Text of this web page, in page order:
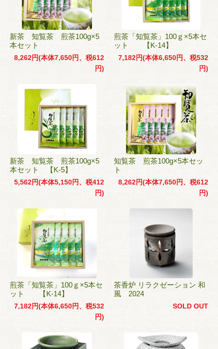
新茶 知覧茶 煎茶100g×5
本セット
8,262円(本体7,650円、税612
円)
煎茶「知覧茶」100ｇ×5本セ
ット 【K-14】
7,182円(本体6,650円、税532
円)
新茶 知覧茶 煎茶100g×5
本セット 【K-5】
5,562円(本体5,150円、税412
円)
知覧茶 煎茶100g×5本セッ
ト
8,262円(本体7,650円、税612
円)
煎茶「知覧茶」100ｇ×5本セ
ット 【K-14】
7,182円(本体6,650円、税532
円)
茶香炉 リラクゼーション 和
風 2024
SOLD OUT